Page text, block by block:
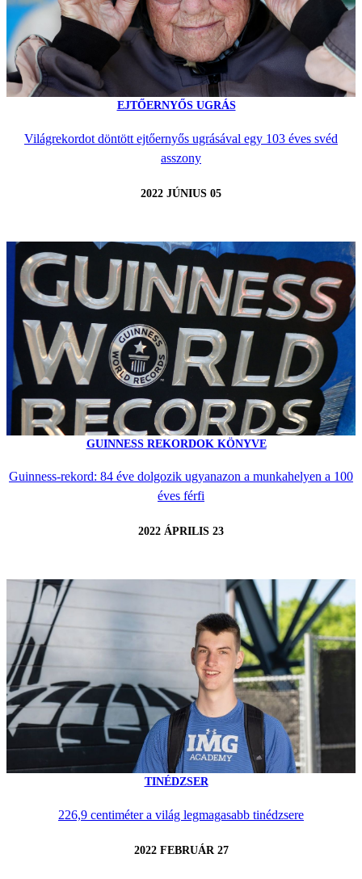
EJTŐERNYŐS UGRÁS
Világrekordot döntött ejtőernyős ugrásával egy 103 éves svéd
asszony
2022 JÚNIUS 05
GUINNESS REKORDOK KÖNYVE
Guinness-rekord: 84 éve dolgozik ugyanazon a munkahelyen a 100
éves férfi
2022 ÁPRILIS 23
TINÉDZSER
226,9 centiméter a világ legmagasabb tinédzsere
2022 FEBRUÁR 27